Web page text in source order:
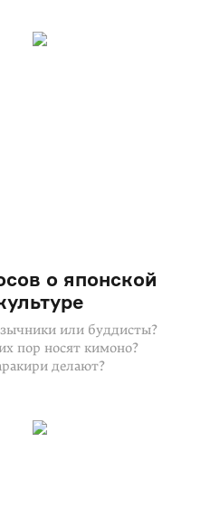
о японской
или буддисты?
пор носят кимоно?
делают?